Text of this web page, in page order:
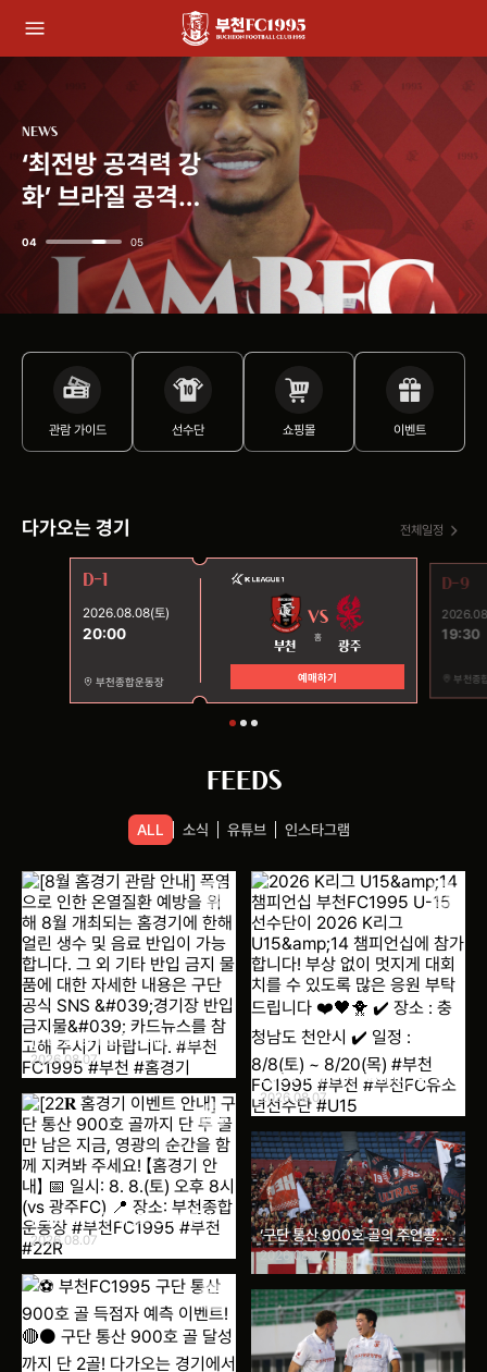
NEWS
‘최전방 공격력 강
화’ 브라질 공격수
구스타보 영입
04 05
관람 가이드 선수단 쇼핑몰 이벤트
다가오는 경기 전체일정
D-1
2026.08.08(토)
20:00
부천종합운동장
부천
VS
홈
광주
예매하기
D-9
19:30
부천종
FEEDS
ALL 소식 유튜브 인스타그램
[8월 홈경기 관람 안내] 폭염으로
인한 온열질환 예방을 위해 8월 개
최되는 홈경기에 한해 얼린 생수
및 음료 반입이 가능합니다. 그 외
기타 반입 금지 물품에 대한 자세
한 내용은 구단 공식 SNS
&#039;경기장 반입 금지물
&#039; 카드뉴스를 참고해 주시
기 바랍니다. #부천FC1995 #부
천 #홈경기
2026.08.07
2026 K리그 U15&amp;14 챔피
언십 부천FC1995 U-15 선수단
이 2026 K리그 U15&amp;14
챔피언십에 참가합니다! 부상 없이
멋지게 대회 치를 수 있도록 많은
응원 부탁드립니다 ❤️🖤🐥 ✔️ 장
소 : 충청남도 천안시 ✔️ 일정 :
8/8(토) ~ 8/20(목) #부천
FC1995 #부천 #부천FC유소년
선수단 #U15
2026.08.07
[22𝐑 홈경기 이벤트 안내] 구단
통산 900호 골까지 단 두 골만 남
은 지금, 영광의 순간을 함께 지켜
봐 주세요! 【홈경기 안내】 📅 일시:
8. 8.(토) 오후 8시(vs 광주FC)
📍 장소: 부천종합운동장 #부천
FC1995 #부천 #22R
2026.08.07
‘구단 통산 900호 골의 주인공을
찾아라!’ 22R 광주전 홈경기 진행
2026.08.07